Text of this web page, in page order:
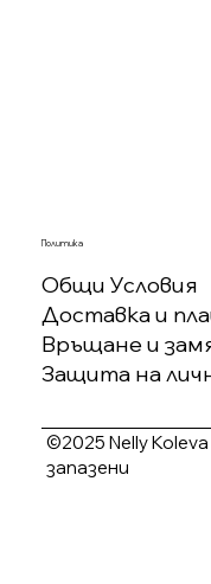
Политика
Общи Условия
Доставка и
Връщане и
Защита на
©2025 Nelly
запазени